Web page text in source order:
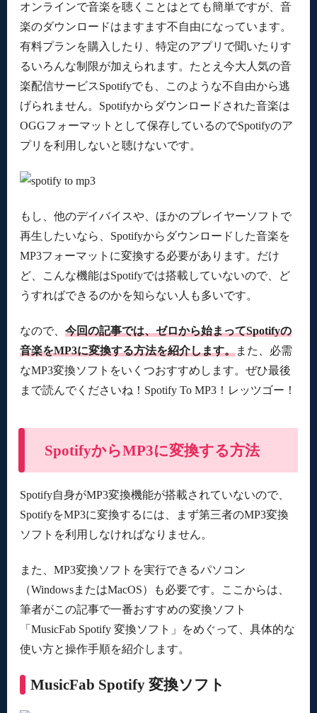
MusicFab Spotify 変換ソフト無料体験版
オンラインで音楽を聴くことはとても簡単ですが、音
楽のダウンロードはますます不自由になっています。
有料プランを購入したり、特定のアプリで聞いたりす
るいろんな制限が加えられます。たとえ今大人気の音
楽配信サービスSpotifyでも、このような不自由から逃
げられません。Spotifyからダウンロードされた音楽は
OGGフォーマットとして保存しているのでSpotifyのア
プリを利用しないと聴けないです。
もし、他のデイバイスや、ほかのプレイヤーソフトで
再生したいなら、Spotifyからダウンロードした音楽を
MP3フォーマットに変換する必要があります。だけ
ど、こんな機能はSpotifyでは搭載していないので、ど
うすればできるのかを知らない人も多いです。
なので、 今回の記事では、ゼロから始まってSpotifyの
音楽をMP3に変換する方法を紹介します。また、必需
なMP3変換ソフトをいくつおすすめします。ぜひ最後
まで読んでくださいね！Spotify To MP3！レッツゴー！
SpotifyからMP3に変換する方法
Spotify自身がMP3変換機能が搭載されていないので、
SpotifyをMP3に変換するには、まず第三者のMP3変換
ソフトを利用しなければなりません。
また、MP3変換ソフトを実行できるパソコン
（WindowsまたはMacOS）も必要です。ここからは、
筆者がこの記事で一番おすすめの変換ソフト
「MusicFab Spotify 変換ソフト」をめぐって、具体的な
使い方と操作手順を紹介します。
MusicFab Spotify 変換ソフト